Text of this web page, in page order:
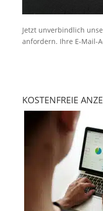
Jetzt unverbindlich
anfordern. Ihre E-Mail-
KOSTENFREIE